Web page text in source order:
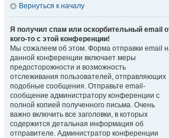
Вернуться к началу
Я получил спам или оскорбительный email
кого-то с этой конференции!
Мы сожалеем об этом. Форма отправки email
данной конференции включает меры
предосторожности и возможность
отслеживания пользователей, отправляющих
подобные сообщения. Отправьте email-
сообщение администратору конференции с
полной копией полученного письма. Очень
важно включить все заголовки, в которых
содержится детальная информация об
отправителе. Администратор конференции